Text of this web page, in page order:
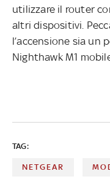
utilizzare il router
altri dispositivi.
l’accensione sia un
Nighthawk M1
TAG:
NETGEAR